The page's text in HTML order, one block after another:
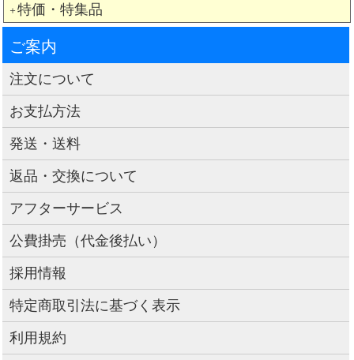
＋ 特価・特集品
ご案内
注文について
お支払方法
発送・送料
返品・交換について
アフターサービス
公費掛売（代金後払い）
採用情報
特定商取引法に基づく表示
利用規約